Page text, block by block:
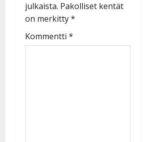
julkaista. Pakolliset kentät
on merkitty*
Kommentti *